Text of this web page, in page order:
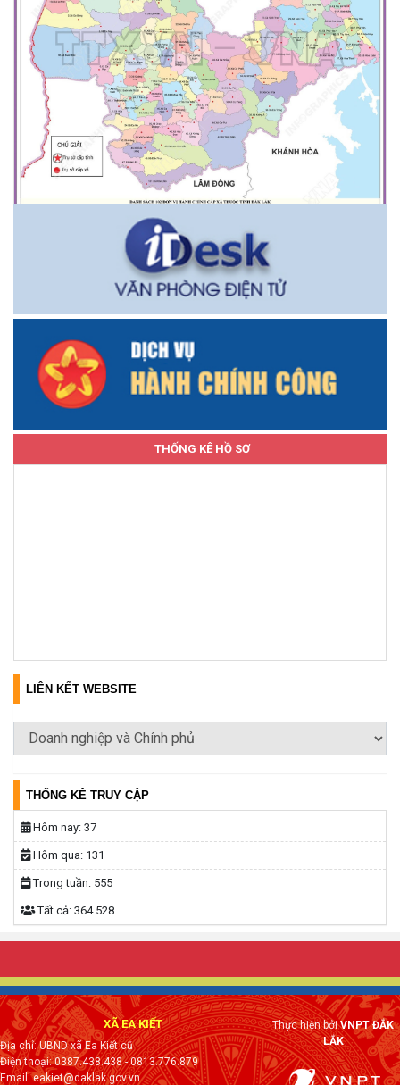
THỐNG KÊ HỒ SƠ
LIÊN KẾT WEBSITE
THỐNG KÊ TRUY CẬP
Hôm nay: 37
Hôm qua: 131
Trong tuần: 555
Tất cả: 364.528
XÃ EA KIẾT
Địa chỉ: UBND xã Ea Kiết cũ
Điện thoại: 0387.438.438 - 0813.776.879
Email: eakiet@daklak.gov.vn
Thực hiện bởiVNPT ĐẮK
LẮK